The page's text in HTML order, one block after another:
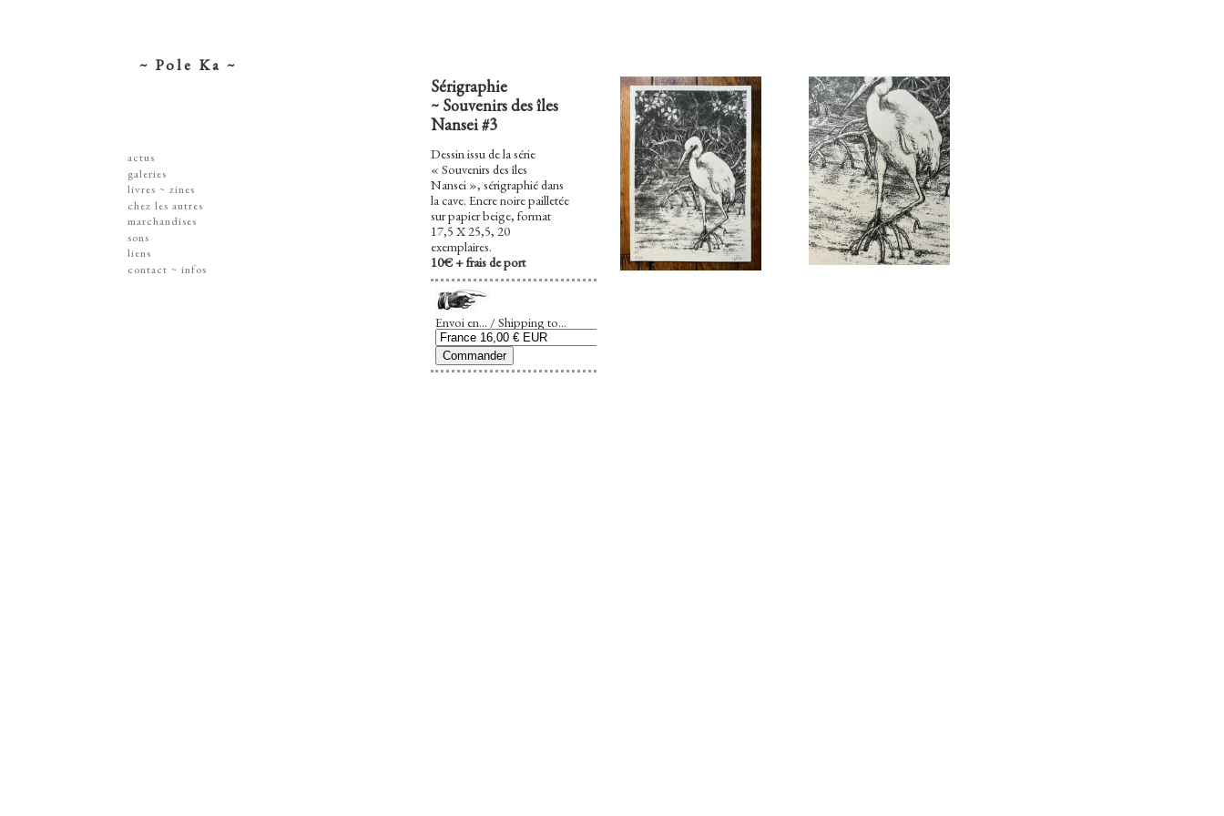
~ Pole Ka ~
actus
galeries
dessins ~ illustrations
affiches ~ concerts ~ disques
gravures
peintures
dissections ~ découpes
jouets ~ objets
livres ~ zines
chez les autres
marchandises
sérigraphies
livres & zines
gravures
sons
liens
contact ~ infos
Sérigraphie
~ Souvenirs des îles
Nansei #3
Dessin issu de la série
« Souvenirs des îles
Nansei », sérigraphié dans
la cave. Encre noire pailletée
sur papier beige, format
17,5 X 25,5, 20
exemplaires.
10€ + frais de port
Envoi en... / Shipping to...